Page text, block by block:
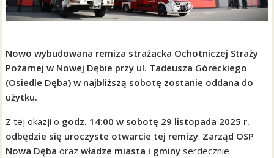
Nowo wybudowana remiza strażacka Ochotniczej Straży
Pożarnej w Nowej Dębie przy ul. Tadeusza Góreckiego
(Osiedle Dęba) w najbliższą sobotę zostanie oddana do
użytku.
Z tej okazji o godz. 14:00 w sobotę 29 listopada 2025 r.
odbędzie się uroczyste otwarcie tej remizy. Zarząd OSP
Nowa Dęba orazwładze miasta i gminy serdecznie